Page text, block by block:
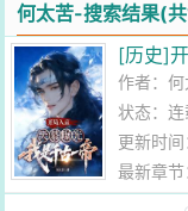
何太苦-搜索结果(
[历史]
作者：何
状态：连
更新时
最新章